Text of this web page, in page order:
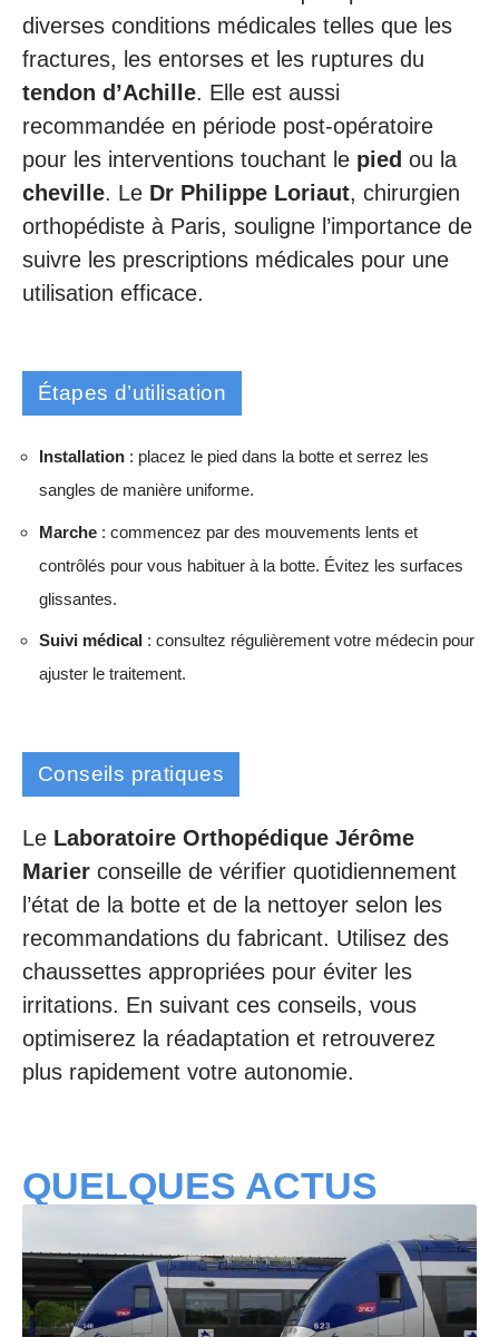
diverses conditions médicales telles que les
fractures, les entorses et les ruptures du
tendon d’Achille. Elle est aussi
recommandée en période post-opératoire
pour les interventions touchant le pied ou la
cheville. Le Dr Philippe Loriaut, chirurgien
orthopédiste à Paris, souligne l’importance de
suivre les prescriptions médicales pour une
utilisation efficace.
Étapes d’utilisation
Installation : placez le pied dans la botte et serrez les
sangles de manière uniforme.
Marche : commencez par des mouvements lents et
contrôlés pour vous habituer à la botte. Évitez les surfaces
glissantes.
Suivi médical : consultez régulièrement votre médecin pour
ajuster le traitement.
Conseils pratiques
Le Laboratoire Orthopédique Jérôme
Marier conseille de vérifier quotidiennement
l’état de la botte et de la nettoyer selon les
recommandations du fabricant. Utilisez des
chaussettes appropriées pour éviter les
irritations. En suivant ces conseils, vous
optimiserez la réadaptation et retrouverez
plus rapidement votre autonomie.
QUELQUES ACTUS